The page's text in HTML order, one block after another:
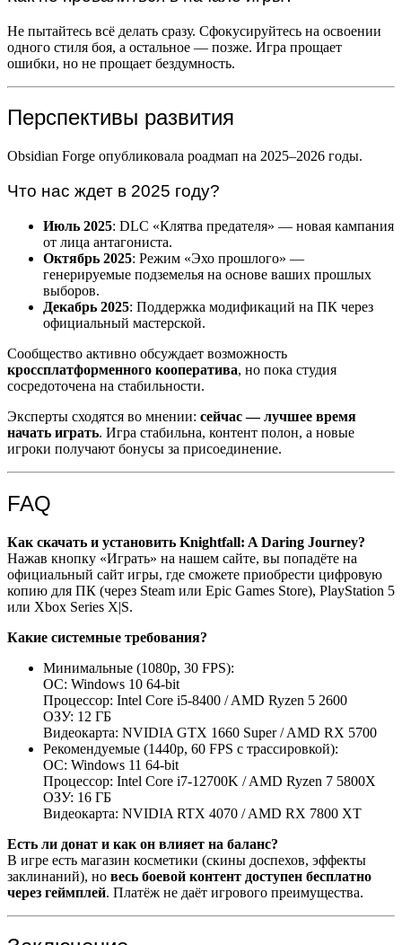
Не пытайтесь всё делать сразу. Сфокусируйтесь на освоении
одного стиля боя, а остальное — позже. Игра прощает
ошибки, но не прощает бездумность.
Перспективы развития
Obsidian Forge опубликовала роадмап на 2025–2026 годы.
Что нас ждет в 2025 году?
Июль 2025: DLC «Клятва предателя» — новая кампания
от лица антагониста.
Октябрь 2025: Режим «Эхо прошлого» —
генерируемые подземелья на основе ваших прошлых
выборов.
Декабрь 2025: Поддержка модификаций на ПК через
официальный мастерской.
Сообщество активно обсуждает возможность
кроссплатформенного кооператива, но пока студия
сосредоточена на стабильности.
Эксперты сходятся во мнении: сейчас — лучшее время
начать играть. Игра стабильна, контент полон, а новые
игроки получают бонусы за присоединение.
FAQ
Как скачать и установить Knightfall: A Daring Journey?
Нажав кнопку «Играть» на нашем сайте, вы попадёте на
официальный сайт игры, где сможете приобрести цифровую
копию для ПК (через Steam или Epic Games Store), PlayStation 5
или Xbox Series X|S.
Какие системные требования?
Минимальные (1080p, 30 FPS):
ОС: Windows 10 64-bit
Процессор: Intel Core i5-8400 / AMD Ryzen 5 2600
ОЗУ: 12 ГБ
Видеокарта: NVIDIA GTX 1660 Super / AMD RX 5700
Рекомендуемые (1440p, 60 FPS с трассировкой):
ОС: Windows 11 64-bit
Процессор: Intel Core i7-12700K / AMD Ryzen 7 5800X
ОЗУ: 16 ГБ
Видеокарта: NVIDIA RTX 4070 / AMD RX 7800 XT
Есть ли донат и как он влияет на баланс?
В игре есть магазин косметики (скины доспехов, эффекты
заклинаний), но весь боевой контент доступен бесплатно
через геймплей. Платёж не даёт игрового преимущества.